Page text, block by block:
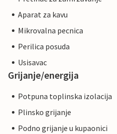
Aparat za kavu
Mikrovalna pecnica
Perilica posuda
Usisavac
Grijanje/energija
Potpuna toplinska izolacija
Plinsko grijanje
Podno grijanje u kupaonici